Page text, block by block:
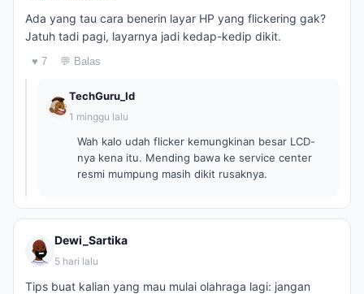
Ada yang tau cara benerin layar HP yang flickering gak?
Jatuh tadi pagi, layarnya jadi kedap-kedip dikit.
♥ 7 💬 Balas
TechGuru_Id
1 minggu lalu
Wah kalo udah flicker kemungkinan besar LCD-
nya kena itu. Mending bawa ke service center
resmi mumpung masih dikit rusaknya.
Dewi_Sartika
5 hari lalu
Tips buat kalian yang mau mulai olahraga lagi: jangan